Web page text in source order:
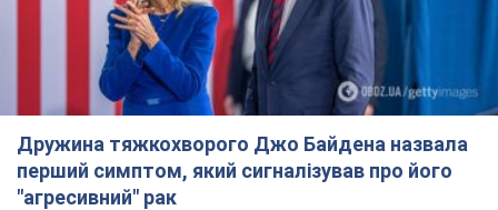
Дружина тяжкохворого Джо Байдена назвала
перший симптом, який сигналізував про його
"агресивний" рак